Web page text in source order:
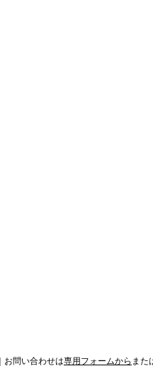
​お問い合わせは専用フォームから また